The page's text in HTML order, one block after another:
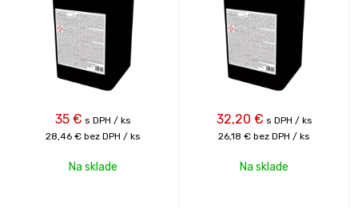
35 € s DPH / ks
28,46 € bez DPH / ks
Na sklade
32,20 € s DPH / ks
26,18 € bez DPH / ks
Na sklade